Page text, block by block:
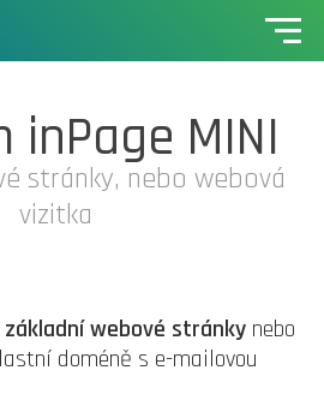
inPage MINI
stránky, nebo webová
vizitka
základní webové stránky nebo
doméně s e-mailovou